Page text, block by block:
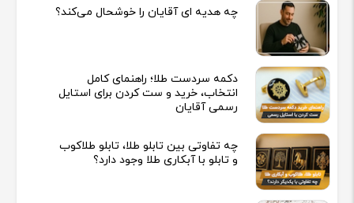
چه هدیه‌ ای آقایان را خوشحال می‌کند؟
دکمه سردست طلا؛ راهنمای کامل
انتخاب، خرید و ست کردن برای استایل
رسمی آقایان
چه تفاوتی بین تابلو طلا، تابلو طلاکوب
و تابلو با آبکاری طلا وجود دارد؟